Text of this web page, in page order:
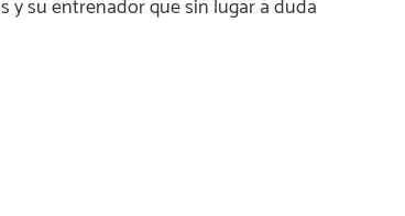
y su entrenador que sin lugar a duda